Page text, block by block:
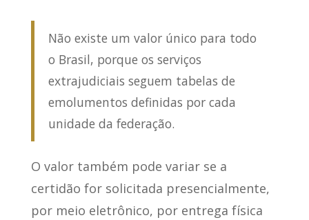
Não existe um valor único para todo
o Brasil, porque os serviços
extrajudiciais seguem tabelas de
emolumentos definidas por cada
unidade da federação.
O valor também pode variar se a
certidão for solicitada presencialmente,
por meio eletrônico, por entrega física